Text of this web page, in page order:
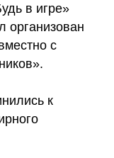
в игре»
организован
с
к